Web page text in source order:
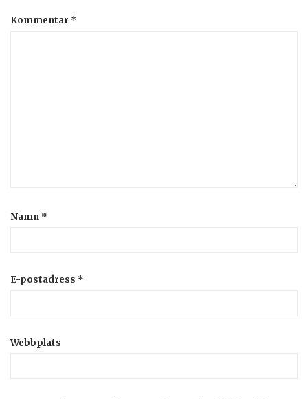
Kommentar *
Namn *
E-postadress *
Webbplats